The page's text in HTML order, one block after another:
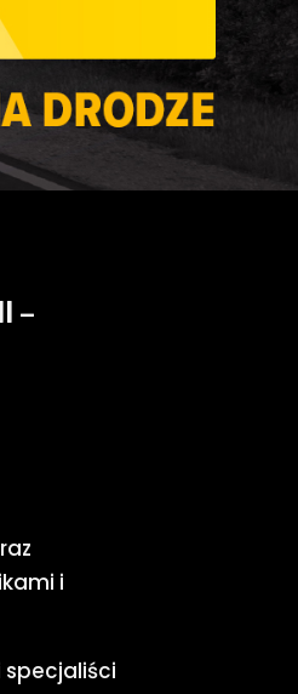
–
i
specjaliści